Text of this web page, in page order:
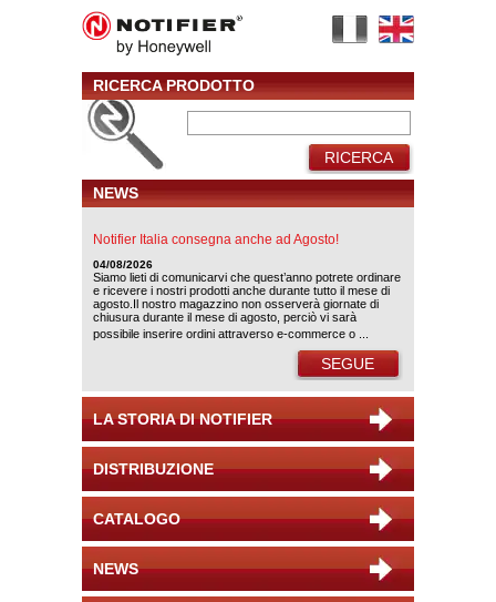
RICERCA PRODOTTO
RICERCA
NEWS
Notifier Italia consegna anche ad Agosto!
04/08/2026
Siamo lieti di comunicarvi che quest’anno potrete ordinare
e ricevere i nostri prodotti anche durante tutto il mese di
agosto.Il nostro magazzino non osserverà giornate di
chiusura durante il mese di agosto, perciò vi sarà
possibile inserire ordini attraverso e-commerce o ...
SEGUE
LA STORIA DI NOTIFIER
DISTRIBUZIONE
CATALOGO
NEWS